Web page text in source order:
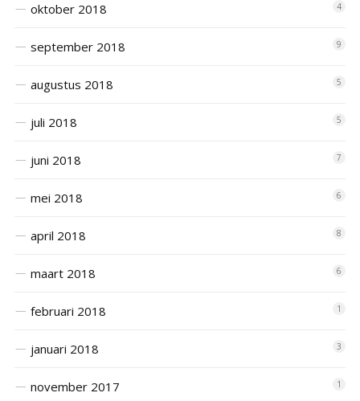
oktober 2018 4
september 2018 9
augustus 2018 5
juli 2018 5
juni 2018 7
mei 2018 6
april 2018 8
maart 2018 6
februari 2018 1
januari 2018 3
november 2017 1